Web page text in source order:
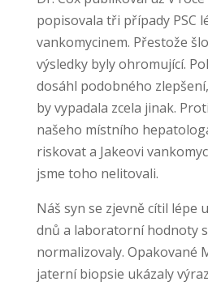
popisovala tři případy PSC
vankomycinem. Přestože
výsledky byly ohromující.
dosáhl podobného
by vypadala zcela jinak.
našeho místního
riskovat a Jakeovi
jsme toho nelitovali.
Náš syn se zjevně cítil lépe
dnů a laboratorní hodnoty
normalizovaly. Opakované
jaterní biopsie ukázaly